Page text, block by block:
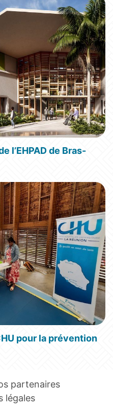
l’EHPAD de Bras-
pour la prévention
partenaires
légales